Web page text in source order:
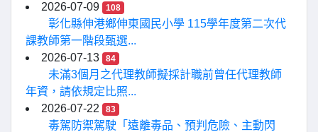
2026-07-09
108
彰化縣伸港鄉伸東國民小學 115學年度第二次代
課教師第一階段甄選...
2026-07-13
84
未滿3個月之代理教師擬採計職前曾任代理教師
年資，請依規定比照...
2026-07-22
83
毒駕防禦駕駛「遠離毒品、預判危險、主動閃